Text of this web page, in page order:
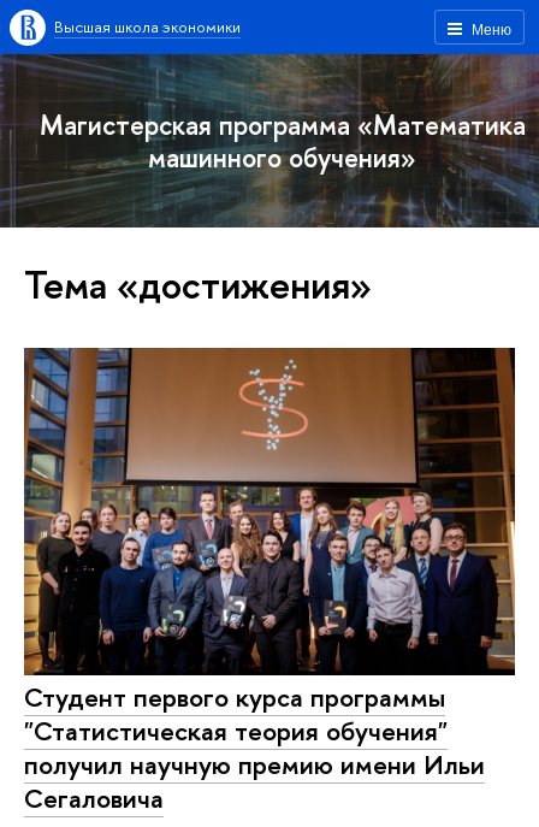
Меню
Высшая школа экономики
Магистерская программа «Математика
машинного обучения»
Тема «достижения»
Студент первого курса программы
"Статистическая теория обучения"
получил научную премию имени Ильи
Сегаловича